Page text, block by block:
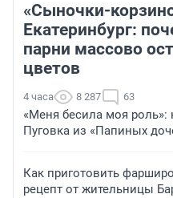
«Сыночки-
Екатеринбург:
парни массово
цветов
4 часа 8 287 63
«Меня бесила моя роль»:
Пуговка из «Папиных
Как приготовить
рецепт от жительницы